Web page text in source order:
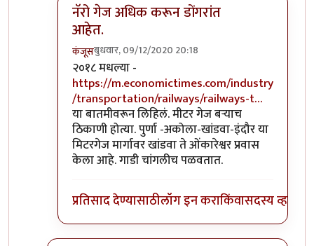
नॅरो गेज अधिक करून डोंगरांत
आहेत.
कंजूसबुधवार, 09/12/2020 20:18
In reply toमाथेरान ची गाडी नॅरोगेज ची
२०१८ मधल्या -
https://m.economictimes.com/industry
/transportation/railways/railways-t…
या बातमीवरून लिहिलं. मीटर गेज बऱ्याच
ठिकाणी होत्या. पुर्णा -अकोला-खांडवा-इंदौर या
मिटरगेज मार्गावर खांडवा ते ओंकारेश्वर प्रवास
केला आहे. गाडी चांगलीच पळवतात.
प्रतिसाद देण्यासाठीलॉग इन कराकिंवासदस्य व्हा